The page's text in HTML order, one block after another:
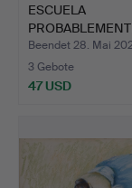
ESCUELA
FRANCESA, DE
Beendet 28. Mai
3 Gebote
47 USD